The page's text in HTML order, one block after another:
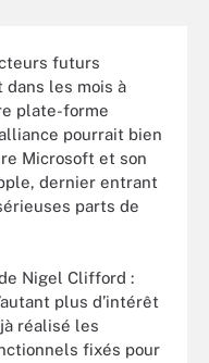
futurs
dans les mois à
plate-forme
pourrait bien
Microsoft et son
dernier entrant
parts de
Nigel Clifford :
plus d’intérêt
réalisé les
fixés pour